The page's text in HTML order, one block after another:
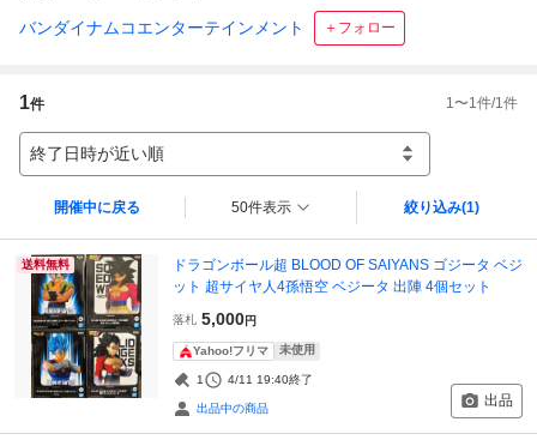
バンダイナムコエンターテインメント ＋フォロー
1件 1 〜1 件/1 件
終了日時が近い順
開催中に戻る 50件表示 絞り込み(1)
送料無料
ドラゴンボール超 BLOOD OF SAIYANS ゴジータ ベジ
ット 超サイヤ人4孫悟空 ベジータ 出陣 4個セット
落札 5,000円
Yahoo!フリマ 未使用
1 4/11 19:40終了
出品中の商品 出品